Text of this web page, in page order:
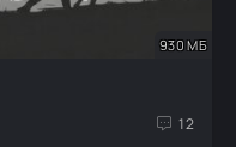
930 МБ
12